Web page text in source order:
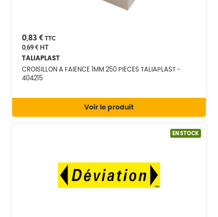
0,83 € TTC
0,69 €HT
TALIAPLAST
CROISILLON A FAIENCE 1MM 250 PIECES TALIAPLAST -
404215
Voir le produit
EN STOCK